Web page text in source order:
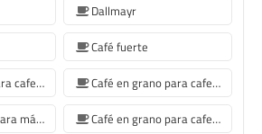
Dallmayr
Café fuerte
Café en grano para cafetera Jura
Café en grano para cafetera De'Longhi
Granos de café para máquina de café Philips
Café en grano para cafetera Krups